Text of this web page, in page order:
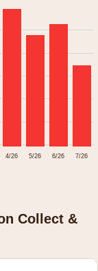
4/26 5/26 6/26 7/26
Collect &